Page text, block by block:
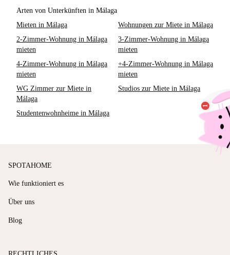
Arten von Unterkünften in Málaga
Mieten in Málaga
Wohnungen zur Miete in Málaga
2-Zimmer-Wohnung in Málaga
mieten
3-Zimmer-Wohnung in Málaga
mieten
4-Zimmer-Wohnung in Málaga
mieten
+4-Zimmer-Wohnung in Málaga
mieten
WG Zimmer zur Miete in
Málaga
Studios zur Miete in Málaga
Studentenwohnheime in Málaga
SPOTAHOME
Wie funktioniert es
Über uns
Blog